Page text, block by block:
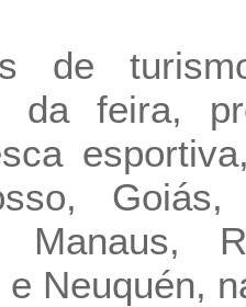
de
da feira,
Manaus,
Neuquén,